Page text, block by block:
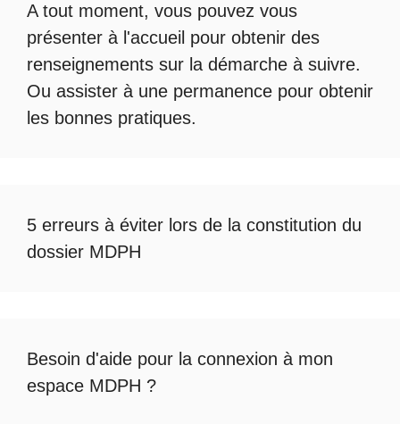
A tout moment, vous pouvez vous
présenter à l'accueil pour obtenir des
renseignements sur la démarche à suivre.
Ou assister à une permanence pour obtenir
les bonnes pratiques.
5 erreurs à éviter lors de la constitution du
dossier MDPH
Besoin d'aide pour la connexion à mon
espace MDPH ?